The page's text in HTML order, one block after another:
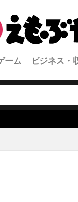
ーム ビジネス・
聴く読